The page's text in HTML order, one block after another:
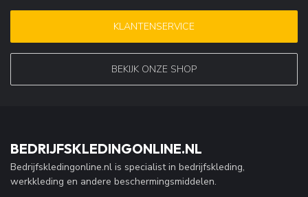
KLANTENSERVICE
BEKIJK ONZE SHOP
BEDRIJFSKLEDINGONLINE.NL
Bedrijfskledingonline.nl is specialist in bedrijfskleding,
werkkleding en andere beschermingsmiddelen.